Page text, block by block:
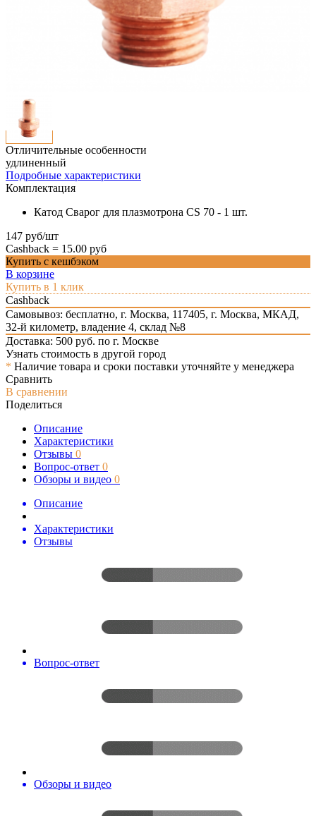
Отличительные особенности
удлиненный
Подробные характеристики
Комплектация
Катод Сварог для плазмотрона CS 70 - 1 шт.
147 руб/шт
Cashback = 15.00 руб
Купить с кешбэком
В корзине
Купить в 1 клик
Cashback
Самовывоз: бесплатно, г. Москва, 117405, г. Москва, МКАД,
32-й километр, владение 4, склад №8
Доставка: 500 руб. по г. Москве
Узнать стоимость в другой город
* Наличие товара и сроки поставки уточняйте у менеджера
Сравнить
В сравнении
Поделиться
Описание
Характеристики
Отзывы 0
Вопрос-ответ 0
Обзоры и видео 0
Описание
Характеристики
Отзывы
Вопрос-ответ
Обзоры и видео